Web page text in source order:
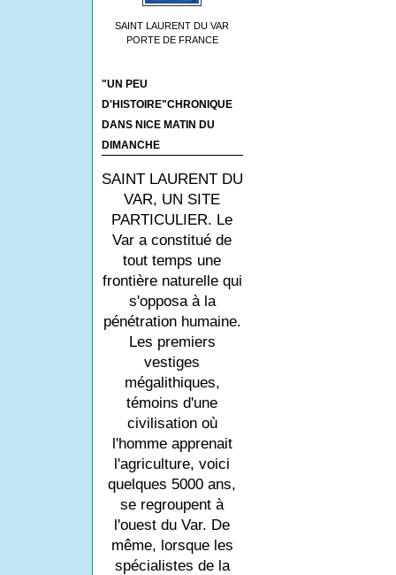
SAINT LAURENT DU VAR
PORTE DE FRANCE
"UN PEU
D'HISTOIRE"CHRONIQUE
DANS NICE MATIN DU
DIMANCHE
SAINT LAURENT DU
VAR, UN SITE
PARTICULIER. Le
Var a constitué de
tout temps une
frontière naturelle qui
s'opposa à la
pénétration humaine.
Les premiers
vestiges
mégalithiques,
témoins d'une
civilisation où
l'homme apprenait
l'agriculture, voici
quelques 5000 ans,
se regroupent à
l'ouest du Var. De
même, lorsque les
spécialistes de la